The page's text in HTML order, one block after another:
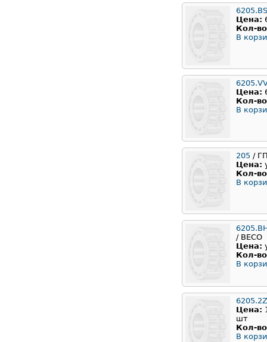
Цена:
Кол-
В
Цена:
Кол-
В
205 /
Цена:
Кол-
В
/ BECO
Цена:
Кол-
В
Цена:
шт
Кол-
В